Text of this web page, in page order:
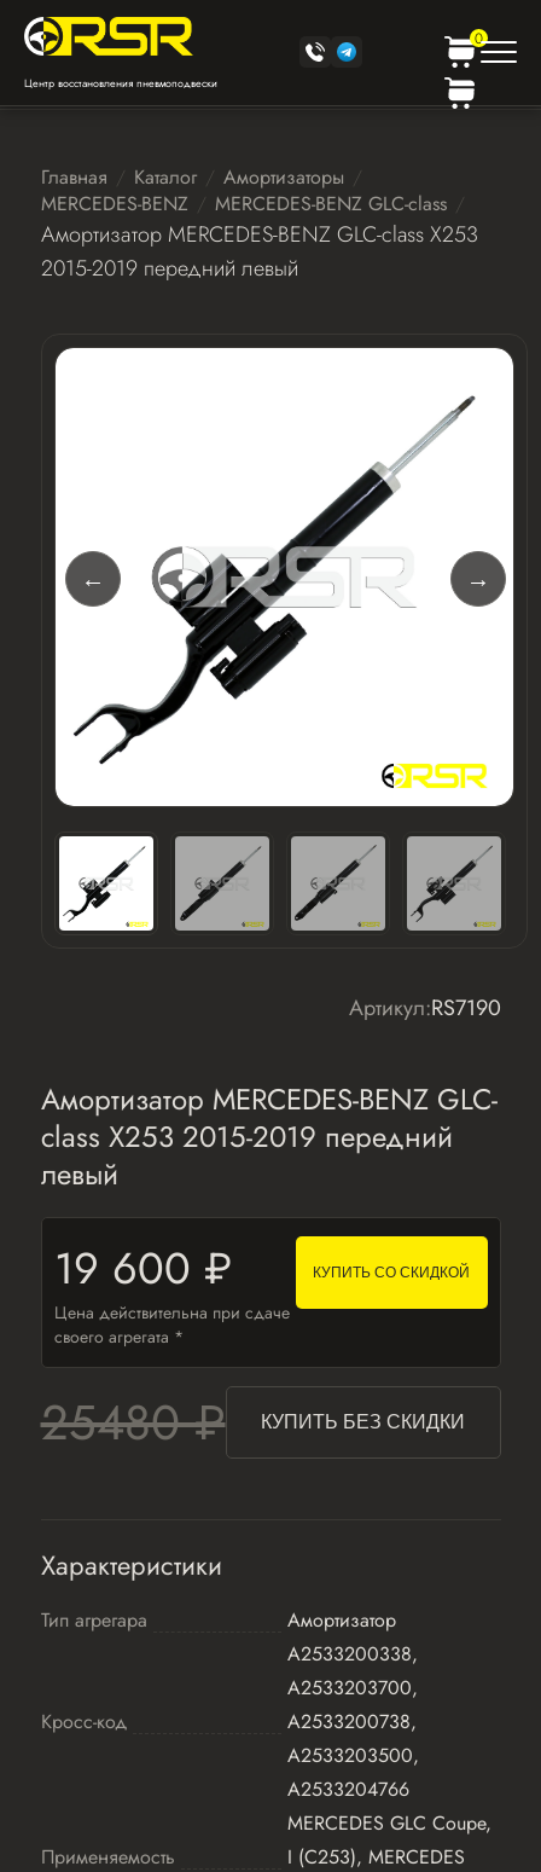
Центр восстановления пневмоподвески
0
Главная Каталог
Амортизаторы
MERCEDES-BENZ
MERCEDES-BENZ GLC-class
Амортизатор MERCEDES-BENZ GLC-class X253
2015-2019 передний левый
Артикул:RS7190
Амортизатор MERCEDES-BENZ GLC-
class X253 2015-2019 передний
левый
19 600 ₽
Цена действительна при сдаче
своего агрегата *
КУПИТЬ СО СКИДКОЙ
25480 ₽ КУПИТЬ БЕЗ СКИДКИ
Характеристики
Тип агрегара Амортизатор
Кросс-код
A2533200338,
A2533203700,
A2533200738,
A2533203500,
A2533204766
Применяемость
MERCEDES GLC Coupe,
I (C253), MERCEDES